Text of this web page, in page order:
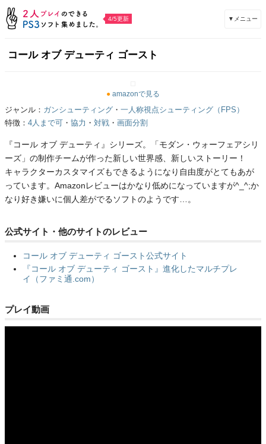
4/5更新 ▼メニュー
コール オブ デューティ ゴースト
● amazonで見る
ジャンル： ガンシューティング ・ 一人称視点シューティング（FPS）
特徴： 4人まで可 ・ 協力 ・ 対戦 ・ 画面分割
『コール オブ デューティ』シリーズ。「モダン・ウォーフェアシリ
ーズ」の制作チームが作った新しい世界感、新しいストーリー！
キャラクターカスタマイズもできるようになり自由度がとてもあが
っています。Amazonレビューはかなり低めになっていますが^_^;か
なり好き嫌いに個人差がでるソフトのようです…。
公式サイト・他のサイトのレビュー
コール オブ デューティ ゴースト公式サイト
『コール オブ デューティ ゴースト』進化したマルチプレ
イ（ファミ通.com）
プレイ動画